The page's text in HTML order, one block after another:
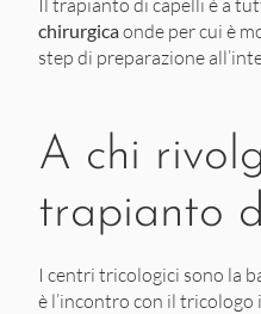
Il trapianto di capelli è a
chirurgicaonde per cui è
step di preparazione
A chi
trapianto
I centri tricologici sono la
è l’incontro con il tricologo